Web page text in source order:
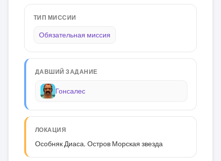
ТИП МИССИИ
Обязательная миссия
ДАВШИЙ ЗАДАНИЕ
Гонсалес
ЛОКАЦИЯ
Особняк Диаса, Остров Морская звезда